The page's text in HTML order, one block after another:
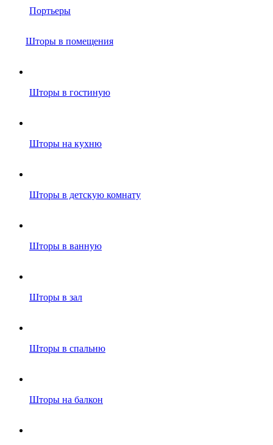
Портьеры
Шторы в помещения
Шторы в гостиную
Шторы на кухню
Шторы в детскую комнату
Шторы в ванную
Шторы в зал
Шторы в спальню
Шторы на балкон